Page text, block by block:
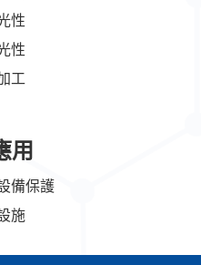
性
性
工
用
備保護
施